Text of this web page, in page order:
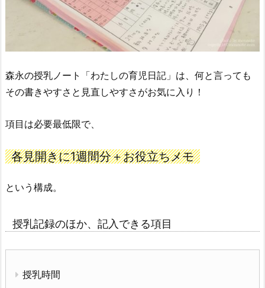
森永の授乳ノート「わたしの育児日記」は、何と言っても
その書きやすさと見直しやすさがお気に入り！
項目は必要最低限で、
各見開きに1週間分＋お役立ちメモ
という構成。
授乳記録のほか、記入できる項目
授乳時間